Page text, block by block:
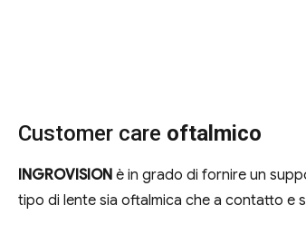
Customer care oftalmico
INGROVISION è in grado di fornire un
tipo di lente sia oftalmica che a contatto e